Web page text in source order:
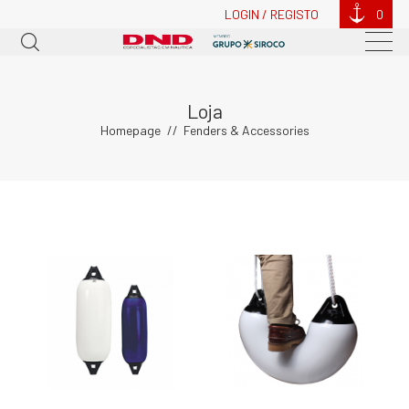
LOGIN / REGISTO 0
Loja
Homepage Fenders & Accessories